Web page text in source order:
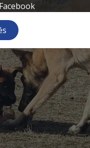
Facebook